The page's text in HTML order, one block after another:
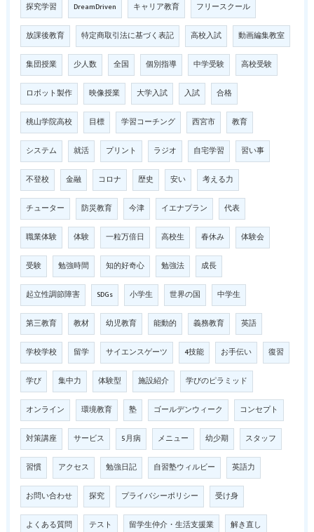
探究学習 DreamDriven キャリア教育 フリースクール
放課後教育 特定商取引法に基づく表記 高校入試 動画編集教室
集団授業 少人数 全国 個別指導 中学受験 高校受験
ロボット製作 映像授業 大学入試 入試 合格
桃山学院高校 目標 学習コーチング 西宮市 教育
システム 就活 プリント ラジオ 自宅学習 習い事
不登校 金融 コロナ 歴史 安い 考える力
チューター 防災教育 今津 イエナプラン 代表
職業体験 体験 一粒万倍日 高校生 春休み 体験会
受験 勉強時間 知的好奇心 勉強法 成長
起立性調節障害 SDGs 小学生 世界の国 中学生
第三教育 教材 幼児教育 能動的 義務教育 英語
学校学校 留学 サイエンスゲーツ 4技能 お手伝い 復習
学び 集中力 体験型 施設紹介 学びのピラミッド
オンライン 環境教育 塾 ゴールデンウィーク コンセプト
対策講座 サービス 5月病 メニュー 幼少期 スタッフ
習慣 アクセス 勉強日記 自習塾ウィルビー 英語力
お問い合わせ 探究 プライバシーポリシー 受け身
よくある質問 テスト 留学生仲介・生活支援業 解き直し